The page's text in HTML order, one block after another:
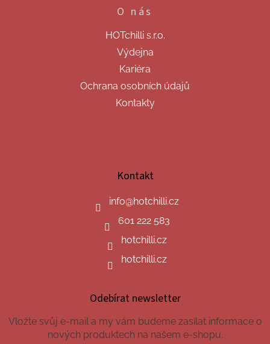
O nás
HOTchilli s.r.o.
Výdejna
Kariéra
Ochrana osobních údajů
Kontakty
Kontakt
info@hotchilli.cz
601 222 583
hotchilli.cz
hotchilli.cz
Odebírat newsletter
Vložte svůj e-mail a my vám budeme zasílat informace o
nových produktech na našem e-shopu.